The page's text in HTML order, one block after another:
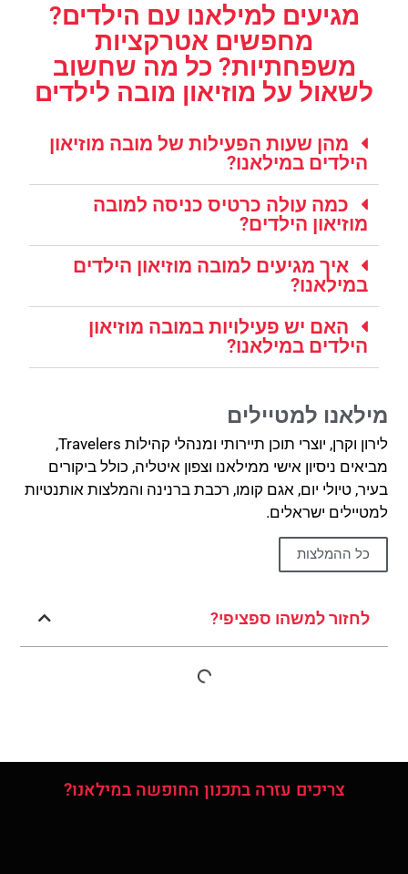
מגיעים למילאנו עם הילדים?
מחפשים אטרקציות
משפחתיות? כל מה שחשוב
לשאול על מוזיאון מובה לילדים
מהן שעות הפעילות של מובה מוזיאון
הילדים במילאנו?
כמה עולה כרטיס כניסה למובה
מוזיאון הילדים?
איך מגיעים למובה מוזיאון הילדים
במילאנו?
האם יש פעילויות במובה מוזיאון
הילדים במילאנו?
מילאנו למטיילים
לירון וקרן, יוצרי תוכן תיירותי ומנהלי קהילות Travelers,
מביאים ניסיון אישי ממילאנו וצפון איטליה, כולל ביקורים
בעיר, טיולי יום, אגם קומו, רכבת ברנינה והמלצות אותנטיות
למטיילים ישראלים.
כל ההמלצות
לחזור למשהו ספציפי?
צריכים עזרה בתכנון החופשה במילאנו?